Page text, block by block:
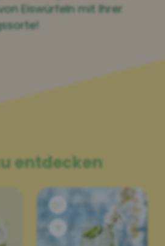
Eiswürfeln mit Ihrer
entdecken